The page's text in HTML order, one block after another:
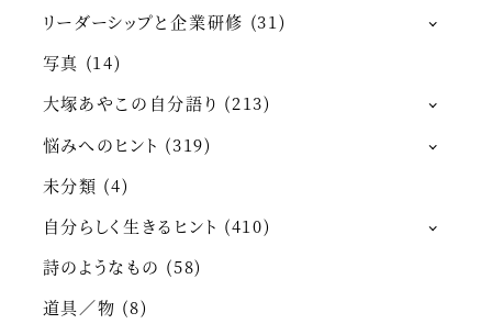
リーダーシップと企業研修 (31)
写真 (14)
大塚あやこの自分語り (213)
悩みへのヒント (319)
未分類 (4)
自分らしく生きるヒント (410)
詩のようなもの (58)
道具／物 (8)